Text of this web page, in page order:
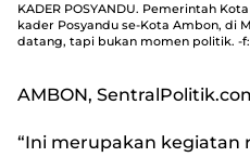
KADER POSYANDU. Pemerintah
kader Posyandu se-Kota Ambon, di
datang, tapi bukan momen politik. -
AMBON,
“Ini merupakan kegiatan